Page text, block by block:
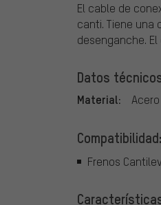
El cable de
canti. Tiene una
desenganche.
Datos
Material: Acero
Compatibilidad:
Frenos